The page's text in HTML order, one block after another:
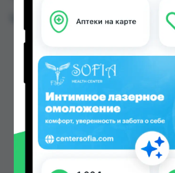
Цена: от70.00 TJS